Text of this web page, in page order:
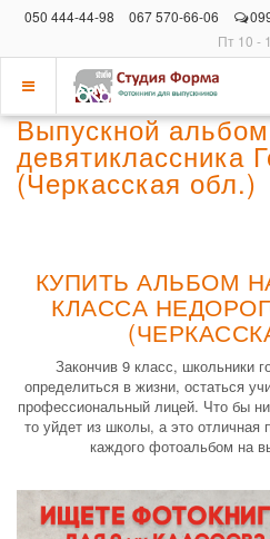
050 444-44-98 067 570-66-06
Пт 10 -
Показать
меню
Выпускной альбом
девятиклассника
(Черкасская обл.)
КУПИТЬ АЛЬБОМ
КЛАССА
Закончив 9 класс, школьники
определиться в жизни, остаться
профессиональный лицей. Что бы
то уйдет из школы, а это отличная
каждого фотоальбом на